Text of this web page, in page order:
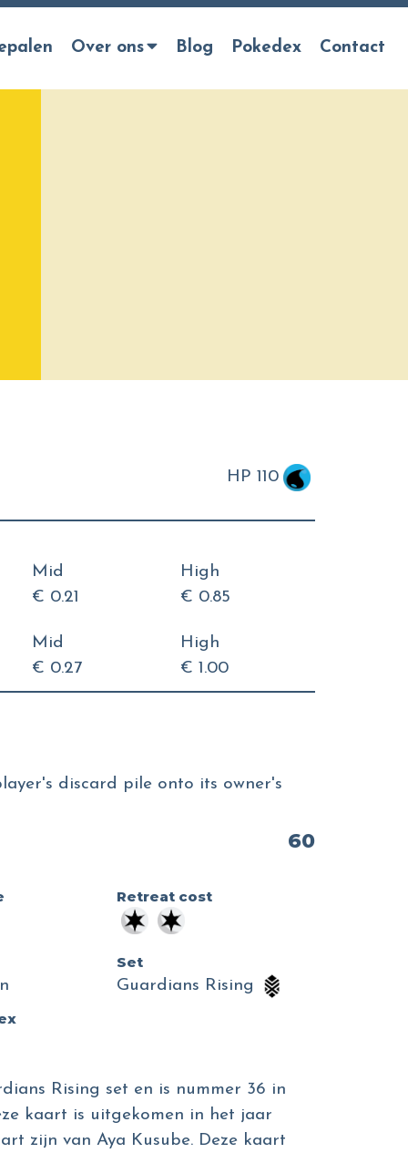
Over ons Blog Pokedex Contact
HP 110
Mid
€ 0.21
High
€ 0.85
Mid
€ 0.27
High
€ 1.00
discard pile onto its owner's
60
Retreat cost
Set
Guardians Rising
Rising set en is nummer 36 in
kaart is uitgekomen in het jaar
zijn van Aya Kusube. Deze kaart